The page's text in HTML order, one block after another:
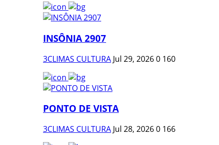
INSÔNIA 2907
3CLIMAS CULTURA Jul 29, 20260 160
PONTO DE VISTA
3CLIMAS CULTURA Jul 28, 20260 166